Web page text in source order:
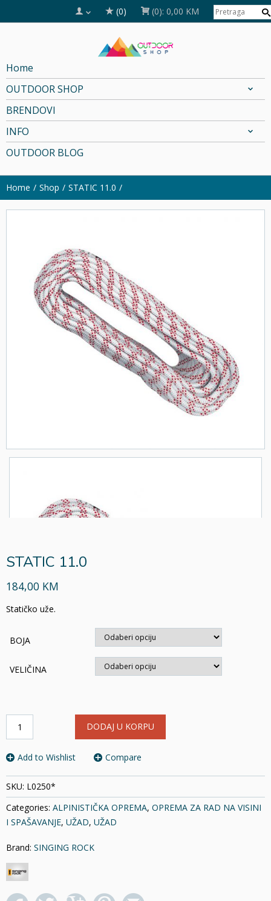
(0) (0): 0,00 KM
Home
OUTDOOR SHOP
BRENDOVI
INFO
OUTDOOR BLOG
Home Shop STATIC 11.0
STATIC 11.0
184,00 KM
Statičko uže.
BOJA
VELIČINA
11.0
DODAJ U KORPU
Add to Wishlist Compare
SKU: L0250*
Categories: ALPINISTIČKA OPREMA, OPREMA ZA RAD NA VISINI
I SPAŠAVANJE, UŽAD, UŽAD
Brand: SINGING ROCK